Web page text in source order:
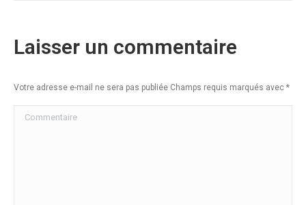
Laisser un commentaire
Votre adresse e-mail ne sera pas publiée Champs requis marqués avec *
Commentaire